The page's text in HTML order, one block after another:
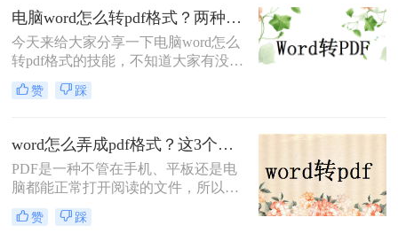
文件。尽管如此，大部分人还是习惯
于用Word编辑文档，在编辑完之后，
会将word转换pdf，那么word如何转
换pdf呢？
电脑word怎么转pdf格式？两种方法任你选择
今天来给大家分享一下电脑word怎么
转pdf格式的技能，不知道大家有没有
遇到这样的问题，当我们想要将一个
文档转换成另一种格式的文档分享给
有一个快捷又方便的途径那就好了，
当然是有的，#other#很简单，使用转
换器就能完成，转转大师PDF转换器
就很好。
赞 踩
word怎么弄成pdf格式？这3个方法超级实用！
PDF是一种不管在手机、平板还是电
脑都能正常打开阅读的文件，所以很
多的时候会将文档转换成PDF的格
式，那么你知道word怎么弄成pdf格式
赞 踩